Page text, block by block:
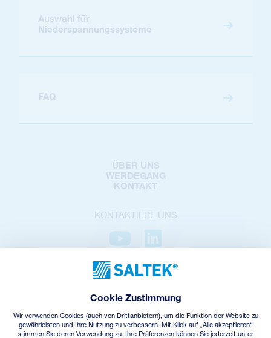
Auswahl für
Niederspannungssysteme
FAQ
ÜBER UNS
WERDEGANG
KONTAKT
KONTAKTIERE UNS
DATENSCHUTZ
COOKIES-EINSTELLUNGEN
ELEKTROALTGERÄTE-RÜCKNAHME
Cookie Zustimmung
Wir verwenden Cookies (auch von Drittanbietern), um die Funktion der Website zu
gewährleisten und Ihre Nutzung zu verbessern. Mit Klick auf „Alle akzeptieren“
stimmen Sie deren Verwendung zu. Ihre Präferenzen können Sie jederzeit unter